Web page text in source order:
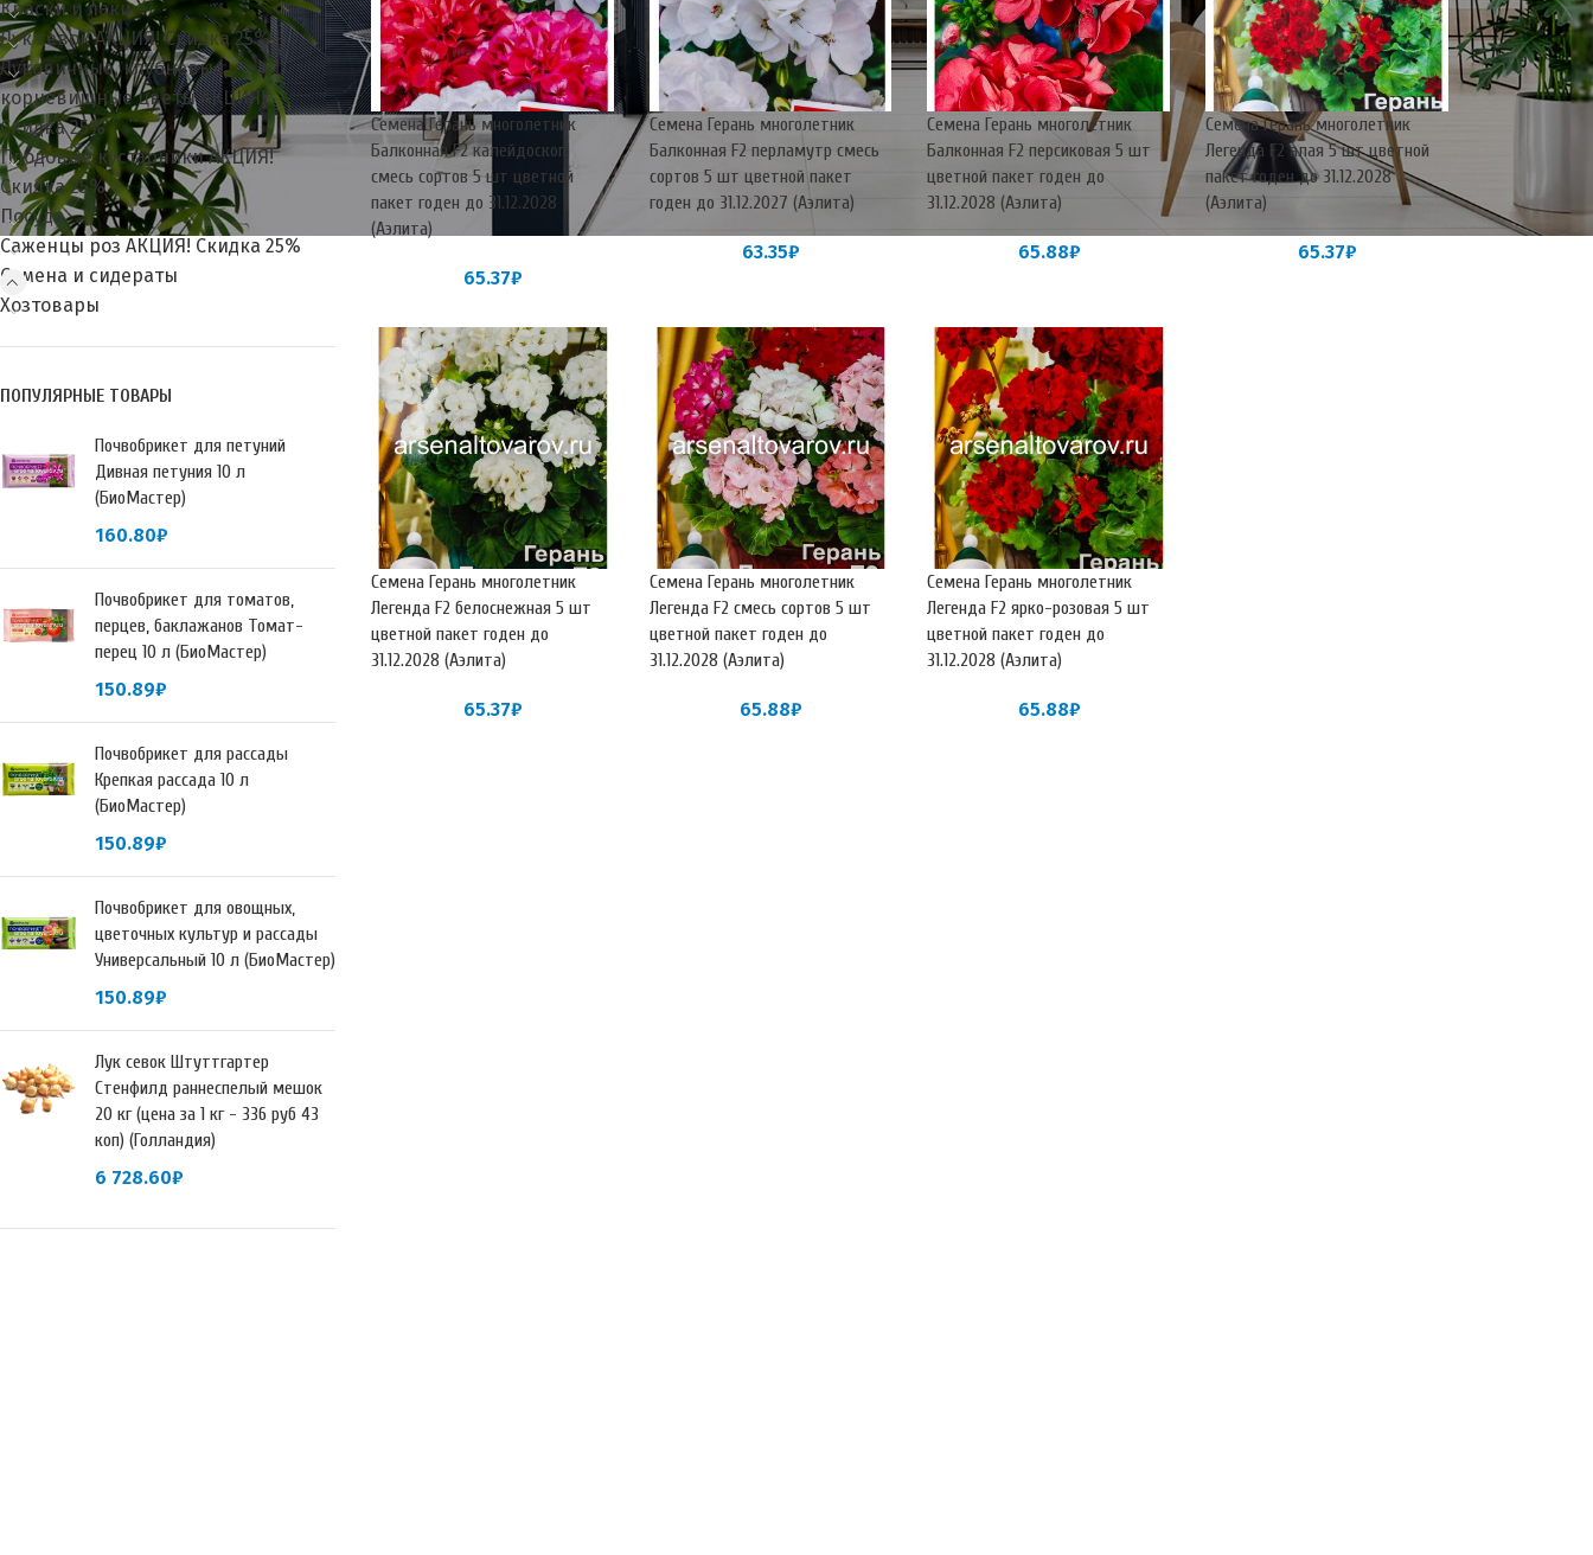
Краски и лаки
Лук севок АКЦИЯ! Скидка 25%
Луковичные, клубневые,
корневищные цветы АКЦИЯ!
Скидка 25%
Плодовые кустарники АКЦИЯ!
Скидка 25%
Посуда
Саженцы роз АКЦИЯ! Скидка 25%
Семена и сидераты
Хозтовары
ПОПУЛЯРНЫЕ ТОВАРЫ
Почвобрикет для петуний
Дивная петуния 10 л
(БиоМастер)
160.80₽
Почвобрикет для томатов,
перцев, баклажанов Томат-
перец 10 л (БиоМастер)
150.89₽
Почвобрикет для рассады
Крепкая рассада 10 л
(БиоМастер)
150.89₽
Почвобрикет для овощных,
цветочных культур и рассады
Универсальный 10 л (БиоМастер)
150.89₽
Лук севок Штуттгартер
Стенфилд раннеспелый мешок
20 кг (цена за 1 кг - 336 руб 43
коп) (Голландия)
6 728.60₽
Семена Герань многолетник
Балконная F2 калейдоскоп
смесь сортов 5 шт цветной
пакет годен до 31.12.2028
(Аэлита)
65.37₽
Семена Герань многолетник
Балконная F2 перламутр смесь
сортов 5 шт цветной пакет
годен до 31.12.2027 (Аэлита)
63.35₽
Семена Герань многолетник
Балконная F2 персиковая 5 шт
цветной пакет годен до
31.12.2028 (Аэлита)
65.88₽
Семена Герань многолетник
Легенда F2 алая 5 шт цветной
пакет годен до 31.12.2028
(Аэлита)
65.37₽
Семена Герань многолетник
Легенда F2 белоснежная 5 шт
цветной пакет годен до
31.12.2028 (Аэлита)
65.37₽
Семена Герань многолетник
Легенда F2 смесь сортов 5 шт
цветной пакет годен до
31.12.2028 (Аэлита)
65.88₽
Семена Герань многолетник
Легенда F2 ярко-розовая 5 шт
цветной пакет годен до
31.12.2028 (Аэлита)
65.88₽